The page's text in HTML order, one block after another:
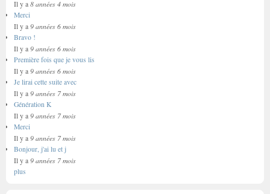
Il y a 8 années 4 mois
Merci
Il y a 9 années 6 mois
Bravo !
Il y a 9 années 6 mois
Première fois que je vous lis
Il y a 9 années 6 mois
Je lirai cette suite avec
Il y a 9 années 7 mois
Génération K
Il y a 9 années 7 mois
Merci
Il y a 9 années 7 mois
Bonjour, j'ai lu et j
Il y a 9 années 7 mois
plus